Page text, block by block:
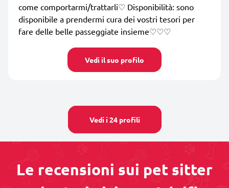
come comportarmi/trattarli♡ Disponibilità: sono
disponibile a prendermi cura dei vostri tesori per
fare delle belle passeggiate insieme♡♡♡
Vedi il suo profilo
Vedi i 24 profili
Le recensioni sui pet sitter